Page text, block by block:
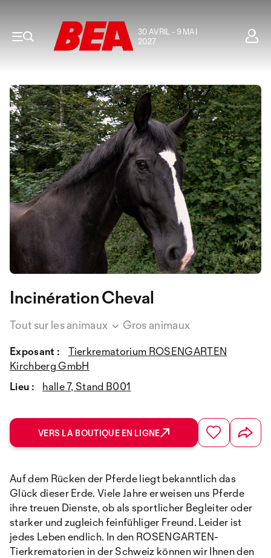
30 AVRIL - 9 MAI
2027
Incinération Cheval
Tout sur les animaux Gros animaux
Exposant :
Tierkrematorium ROSENGARTEN
Kirchberg GmbH
Lieu :
halle 7, Stand B001
VERS LA BOUTIQUE EN LIGNE
Auf dem Rücken der Pferde liegt bekanntlich das
Glück dieser Erde. Viele Jahre erweisen uns Pferde
ihre treuen Dienste, ob als sportlicher Begleiter oder
starker und zugleich feinfühliger Freund. Leider ist
jedes Leben endlich. In den ROSENGARTEN-
Tierkrematorien in der Schweiz können wir Ihnen den